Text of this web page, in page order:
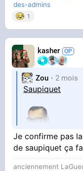
des-admins
1
kasher
Zou 2 mois
Saupiquet
Je confirme pas
de saupiquet ça
anciennement